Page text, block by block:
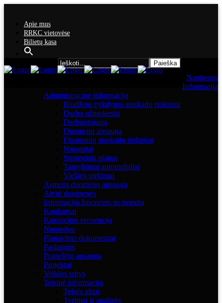
Apie mus
RRKC vietovėse
Bilietų kasa
Naujienos
Informacija
Administracinė informacija
Biudžeto vykdymo ataskaitų rinkiniai
Darbo užmokestis
Darbuotojams
Duomenų apsauga
Finansinių ataskaitų rinkiniai
Nuostatai
Strateginis planas
Tarnybiniai automobiliai
Viešieji pirkimai
Asmens duomenų apsauga
Atviri duomenys
Informacija žmonėms su negalia
Konkursai
Korupcijos prevencija
Nuorodos
Planavimo dokumentai
Paslaugos
Pranešėjų apsauga
Projektai
Veiklos sritys
Teisinė informacija
Teisės aktai
Tyrimai ir analizės